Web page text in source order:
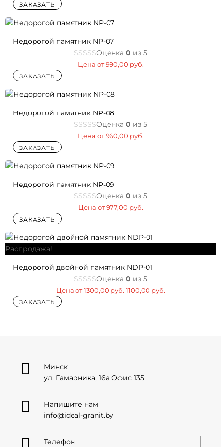
ЗАКАЗАТЬ
Недорогой памятник NP-07
Оценка 0 из 5
Цена от990,00 руб.
ЗАКАЗАТЬ
Недорогой памятник NP-08
Оценка 0 из 5
Цена от960,00 руб.
ЗАКАЗАТЬ
Недорогой памятник NP-09
Оценка 0 из 5
Цена от977,00 руб.
ЗАКАЗАТЬ
Распродажа!
Недорогой двойной памятник NDP-01
Оценка 0 из 5
Цена от1300,00руб. Первоначальная
1100,00 руб.
ЗАКАЗАТЬ

Минск
ул. Гамарника, 16а Офис 135

Напишите нам
info@ideal-granit.by
Телефон